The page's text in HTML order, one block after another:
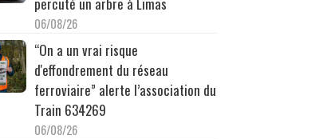
06/08/26
“On a un vrai risque
d'effondrement du réseau
ferroviaire” alerte l’association du
Train 634269
06/08/26